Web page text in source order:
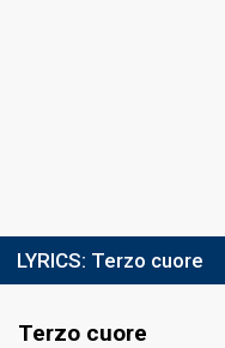
LYRICS: Terzo cuore
Terzo cuore